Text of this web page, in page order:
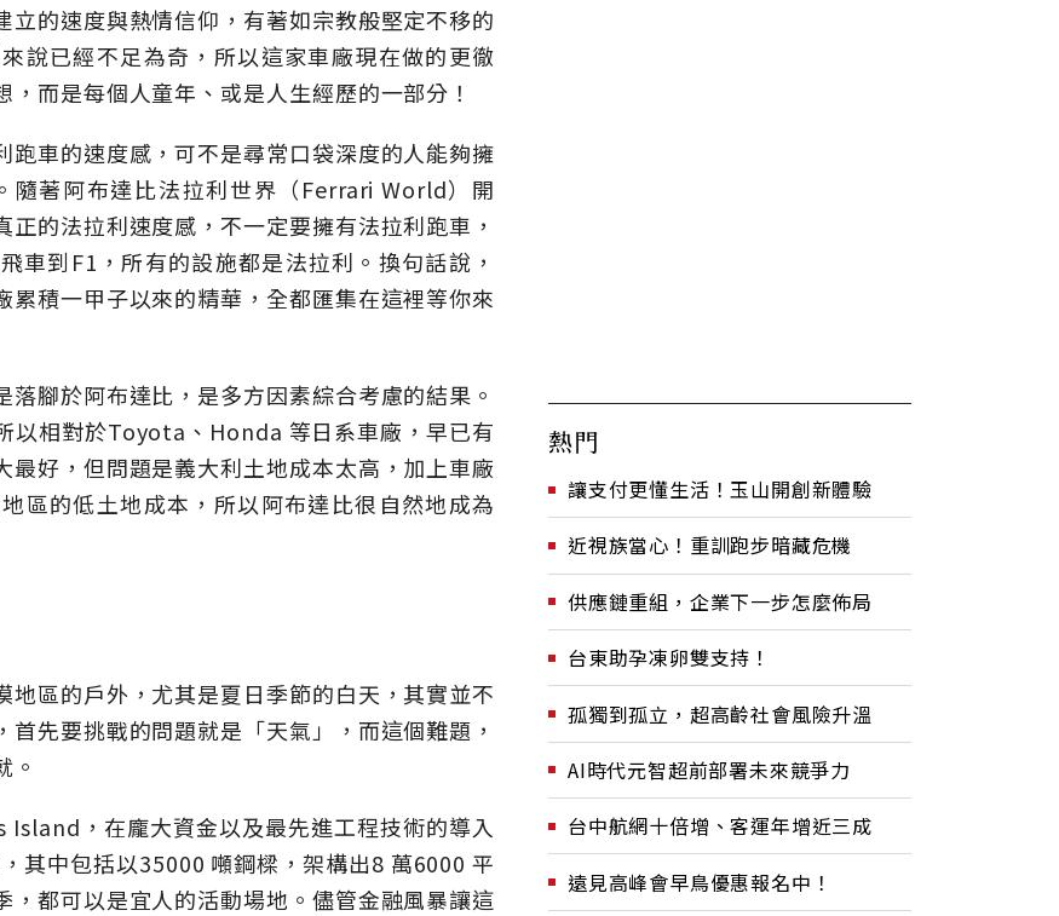
的速度與熱情信仰，有著如宗教般堅定不移的
說已經不足為奇，所以這家車廠現在做的更徹
而是每個人童年、或是人生經歷的一部分！
車的速度感，可不是尋常口袋深度的人能夠擁
隨著阿布達比法拉利世界（Ferrari World）開
的法拉利速度感，不一定要擁有法拉利跑車，
車到F1，所有的設施都是法拉利。換句話說，
積一甲子以來的精華，全都匯集在這裡等你來
腳於阿布達比，是多方因素綜合考慮的結果。
以相對於Toyota、Honda 等日系車廠，早已有
好，但問題是義大利土地成本太高，加上車廠
區的低土地成本，所以阿布達比很自然地成為
區的戶外，尤其是夏日季節的白天，其實並不
先要挑戰的問題就是「天氣」，而這個難題，
。
Island，在龐大資金以及最先進工程技術的導入
其中包括以35000 噸鋼樑，架構出8 萬6000 平
都可以是宜人的活動場地。儘管金融風暴讓這
熱門
讓支付更懂生活！玉山開創新體驗
近視族當心！重訓跑步暗藏危機
供應鏈重組，企業下一步怎麼佈局
台東助孕凍卵雙支持！
孤獨到孤立，超高齡社會風險升溫
AI時代元智超前部署未來競爭力
台中航網十倍增、客運年增近三成
遠見高峰會早鳥優惠報名中！